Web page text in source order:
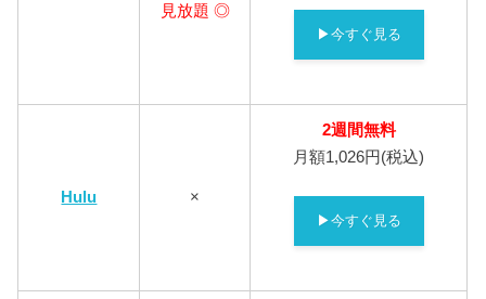
見放題 ◎
▶今すぐ見る
Hulu ×
2週間無料
月額1,026円(税込)
▶今すぐ見る